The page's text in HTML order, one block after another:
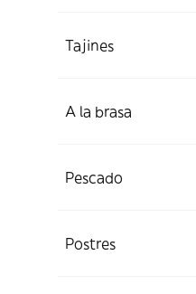
Tajines
A la brasa
Pescado
Postres